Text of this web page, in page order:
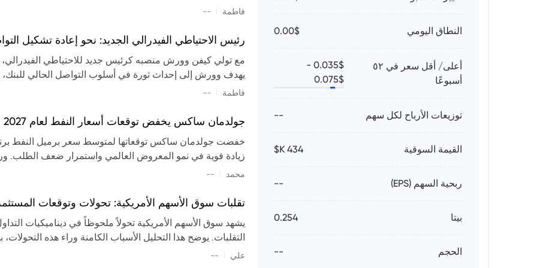
النطاق اليومي 0.00$
أعلى/ أقل سعر في ٥٢
أسبوعًا
0.035$ -
0.075$
توزيعات الأرباح لكل سهم --
القيمة السوقية 434 K$
ربحية السهم (EPS) --
بيتا 0.254
الحجم --
تشكيل تقييم الصناعة، مع توقعات بارتفاع مستمر في الأسعار
فاطمة --
رئيس الاحتياطي الفيدرالي الجديد: نحو إعادة تشكيل
مع تولي كيفن وورش منصبه كرئيس جديد للاحتياطي الفيدرالي،
يهدف وورش إلى إحداث ثورة في أسلوب التواصل الحالي للبنك،
السياسة ويمنح البنك المركزي دوراً مبالغاً فيه. يسعى إلى
فاطمة --
جولدمان ساكس يخفض توقعات أسعار النفط لعام 2027 وسط تغيرات في العرض والطلب
زيادة قوية في نمو المعروض العالمي واستمرار ضعف الطلب.
العالمية في الربع الثاني
سابقًا. من المتوقع عودة صادرات دول الخليج إلى طبيعتها
عدم اليقين الجيوسياسي يمكن أن يؤدي إلى تقلبات سعرية
استمرار الاضطرابات، وسيناريوهات لانخفاض الأسعار في
إضافي.
محمد --
تقلبات سوق الأسهم الأمريكية: تحولات وتوقعات
يشهد سوق الأسهم الأمريكية تحولاً ملحوظاً في ديناميكيات
التقلبات. يوضح هذا التحليل الأسباب الكامنة وراء هذه
علي --